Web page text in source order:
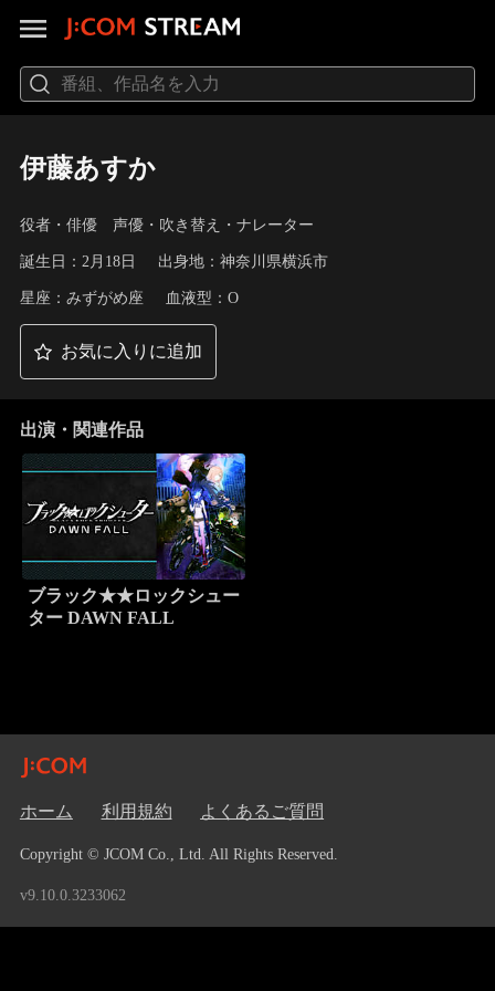
伊藤あすか
役者・俳優 声優・吹き替え・ナレーター
誕生日：2月18日 出身地：神奈川県横浜市
星座：みずがめ座 血液型：O
お気に入りに追加
出演・関連作品
ブラック★★ロックシュー
ター DAWN FALL
ホーム 利用規約 よくあるご質問
Copyright © JCOM Co., Ltd. All Rights Reserved.
v9.10.0.3233062